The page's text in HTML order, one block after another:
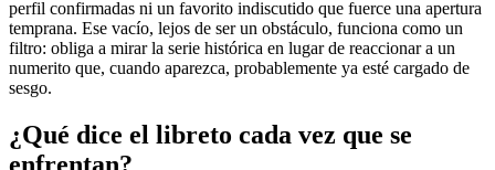
perfil confirmadas ni un favorito indiscutido que fuerce una apertura
temprana. Ese vacío, lejos de ser un obstáculo, funciona como un
filtro: obliga a mirar la serie histórica en lugar de reaccionar a un
numerito que, cuando aparezca, probablemente ya esté cargado de
sesgo.
¿Qué dice el libreto cada vez que se
enfrentan?